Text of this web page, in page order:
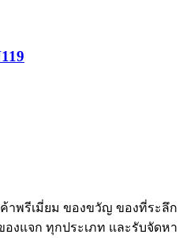
าพรีเมี่ยม ของขวัญ ของที่ระลึก
งแจก ทุกประเภท และรับจัดหา